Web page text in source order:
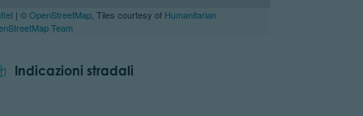
| ©OpenStreetMap , Tiles courtesy of Humanitarian
Team
Indicazioni stradali